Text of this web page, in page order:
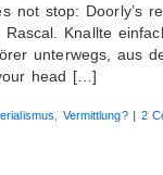
not stop: Doorly’s
Knallte
unterwegs, aus
head […]
Vermittlung? | 2